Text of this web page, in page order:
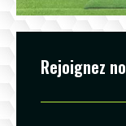
Rejoignez